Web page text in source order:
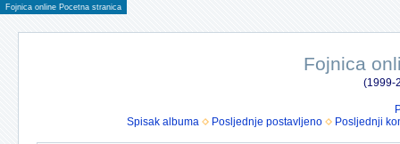
Fojnica online Pocetna stranica
Fojnica
(1999-
Spisak albuma
Posljednje postavljeno Posljednji